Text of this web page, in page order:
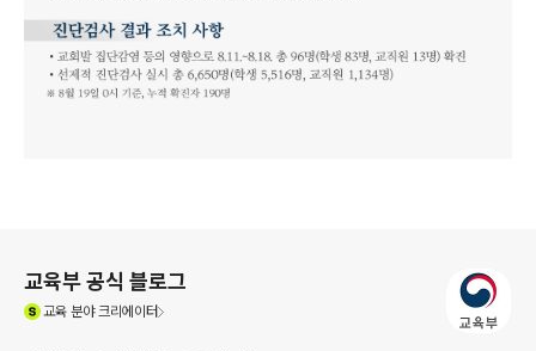
교육부 공식 블로그
교육분야 크리에이터